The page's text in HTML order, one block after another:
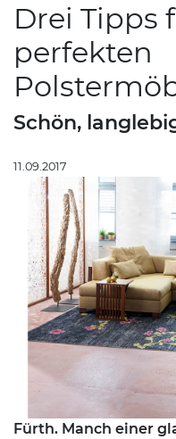
Drei Tipps
perfekten
Schön,
11.09.2017
Fürth. Manch einer